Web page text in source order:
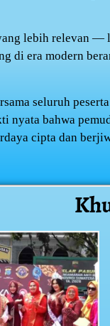
lebih relevan —
di era modern
seluruh
nyata bahwa
cipta dan